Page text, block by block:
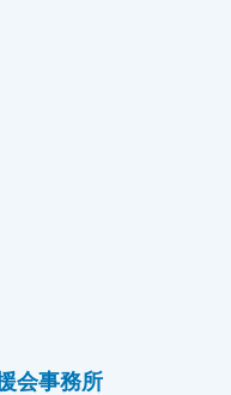
会事務所